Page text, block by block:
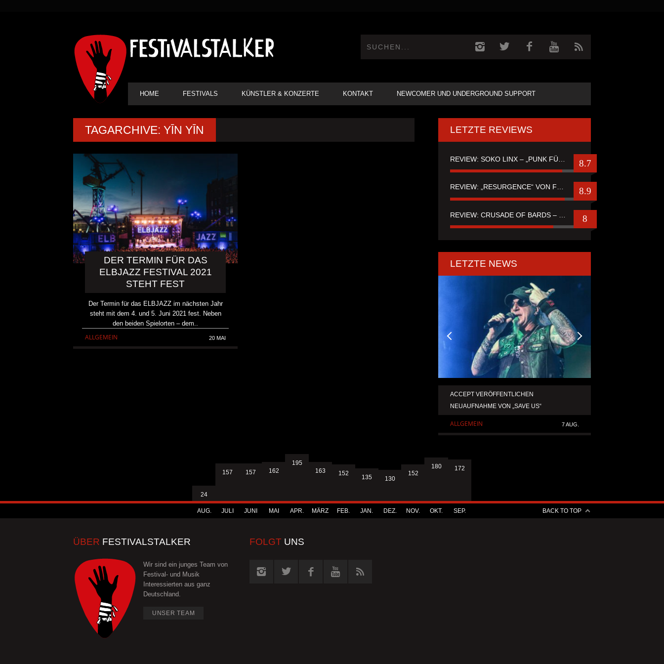
HAUPT-
NAVIGATION
HOME FESTIVALS KÜNSTLER & KONZERTE KONTAKT NEWCOMER UND UNDERGROUND SUPPORT
TAGARCHIVE: YĪN YĪN
DER TERMIN FÜR DAS
ELBJAZZ FESTIVAL 2021
STEHT FEST
Der Termin für das ELBJAZZ im nächsten Jahr
steht mit dem 4. und 5. Juni 2021 fest. Neben
den beiden Spielorten – dem..
ALLGEMEIN 20 MAI
LETZTE REVIEWS
8.7
REVIEW: „RESURGENCE“ VON FUTURE PALACE 8.9
8
LETZTE NEWS
ACCEPT VERÖFFENTLICHEN
NEUAUFNAHME VON „SAVE US“
ALLGEMEIN 7 AUG.
24
AUG.
157
JULI
157
JUNI
162
MAI
195
APR.
163
MÄRZ
152
FEB.
135
JAN.
130
DEZ.
152
NOV.
180
OKT.
172
SEP. BACK TO TOP
ÜBER FESTIVALSTALKER
Wir sind ein junges Team von
Festival- und Musik
Interessierten aus ganz
Deutschland.
UNSER TEAM
FOLGT UNS